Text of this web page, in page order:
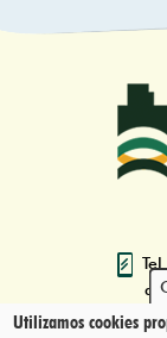
Utilizamos cookies